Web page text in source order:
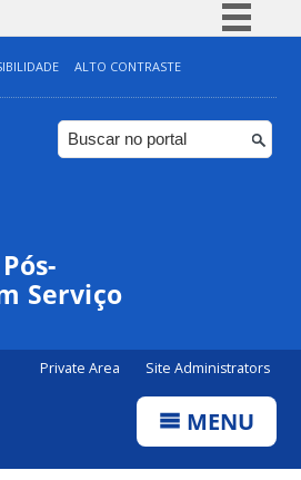
Simplifique!
Comunica BR
Participe
ALTO CONTRASTE
Serviço
Private Area Site Administrators
MENU